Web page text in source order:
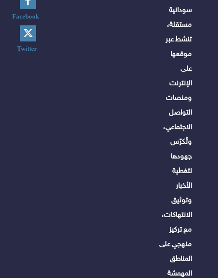
سودانية
مستقلة،
تنشط عبر
موقعها
على
الإنترنت
ومنصات
التواصل
الاجتماعي،
وتُكرّس
جهودها
لتغطية
الأخبار
وتوثيق
الانتهاكات،
مع تركيز
منهجي على
المناطق
المهمشة
Facebook
Twitter